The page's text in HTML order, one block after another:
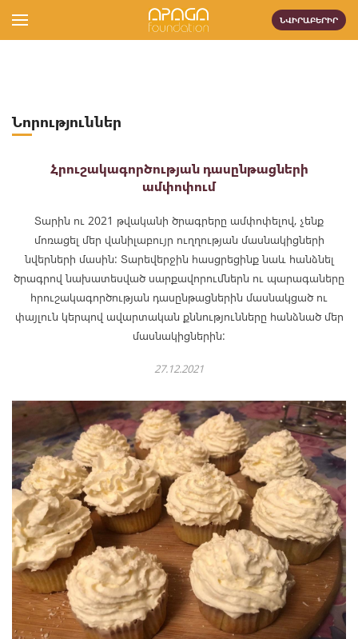
ՆՎԻՐԱԲԵՐԻՐ
Նորություններ
Հրուշակագործության դասընթացների
ամփոփում
Տարին ու 2021 թվականի ծրագրերը ամփոփելով, չենք
մոռացել մեր վանիլաբույր ուղղության մասնակիցների
նվերների մասին: Տարեվերջին հասցրեցինք նաև հանձնել
ծրագրով նախատեսված սարքավորումներն ու պարագաները
հրուշակագործության դասընթացներին մասնակցած ու
փայլուն կերպով ավարտական քննությունները հանձնած մեր
մասնակիցներին:
27.12.2021